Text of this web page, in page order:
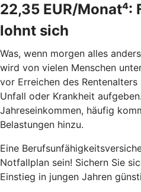
22,35 EUR/Monat⁴:
lohnt sich
Was, wenn morgen alles
wird von vielen Menschen
vor Erreichen des
Unfall oder Krankheit
Jahreseinkommen, häufig
Belastungen hinzu.
Eine
Notfallplan sein! Sichern Sie
Einstieg in jungen Jahren